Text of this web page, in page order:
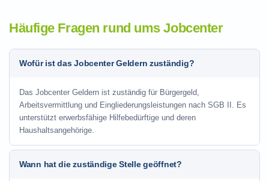
Häufige Fragen rund ums Jobcenter
Wofür ist das Jobcenter Geldern zuständig?
Das Jobcenter Geldern ist zuständig für Bürgergeld,
Arbeitsvermittlung und Eingliederungsleistungen nach SGB II. Es
unterstützt erwerbsfähige Hilfebedürftige und deren
Haushaltsangehörige.
Wann hat die zuständige Stelle geöffnet?